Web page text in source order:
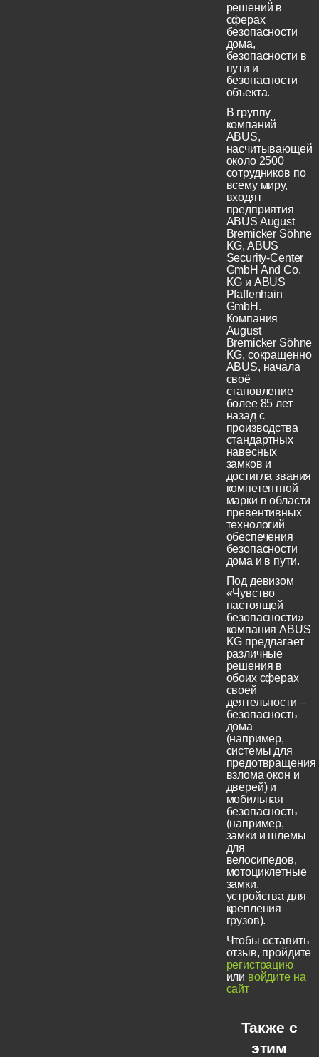
решений в
сферах
безопасности
дома,
безопасности в
пути и
безопасности
объекта.
В группу
компаний
ABUS,
насчитывающей
около 2500
сотрудников по
всему миру,
входят
предприятия
ABUS August
Bremicker Söhne
KG, ABUS
Security-Center
GmbH And Co.
KG и ABUS
Pfaffenhain
GmbH.
Компания
August
Bremicker Söhne
KG, сокращенно
ABUS, начала
своё
становление
более 85 лет
назад с
производства
стандартных
навесных
замков и
достигла звания
компетентной
марки в области
превентивных
технологий
обеспечения
безопасности
дома и в пути.
Под девизом
«Чувство
настоящей
безопасности»
компания ABUS
KG предлагает
различные
решения в
обоих сферах
своей
деятельности –
безопасность
дома
(например,
системы для
предотвращения
взлома окон и
дверей) и
мобильная
безопасность
(например,
замки и шлемы
для
велосипедов,
мотоциклетные
замки,
устройства для
крепления
грузов).
Чтобы оставить
отзыв, пройдите
регистрацию
или войдите на
сайт
Также с
этим